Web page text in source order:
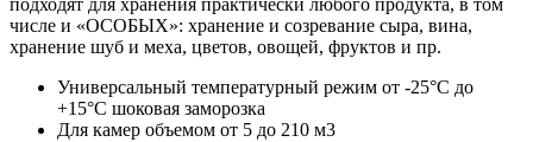
числе и «ОСОБЫХ»: хранение и созревание сыра, вина,
хранение шуб и меха, цветов, овощей, фруктов и пр.
Универсальный температурный режим от -25°С до
+15°С шоковая заморозка
Для камер объемом от 5 до 210 м3